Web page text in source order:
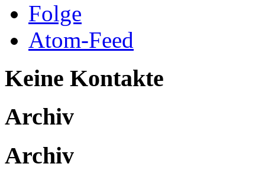
Folge
Atom-Feed
Keine Kontakte
Archiv
Archiv